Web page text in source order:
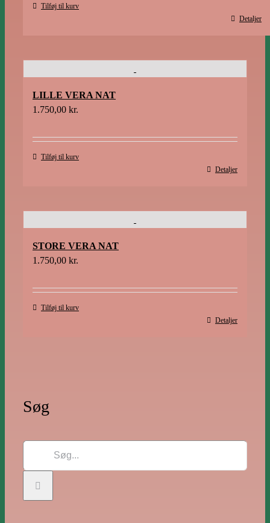
Søg
Tilføj til kurv
Detaljer
LILLE VERA NAT
1.750,00 kr.
Tilføj til kurv
Detaljer
STORE VERA NAT
1.750,00 kr.
Tilføj til kurv
Detaljer